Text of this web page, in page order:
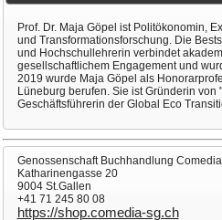
Prof. Dr. Maja Göpel ist Politökonomin,
und Transformationsforschung. Die
und Hochschullehrerin verbindet
gesellschaftlichem Engagement und
2019 wurde Maja Göpel als
Lüneburg berufen. Sie ist Gründerin von
Geschäftsführerin der Global Eco
Genossenschaft Buchhandlung Comedia
Katharinengasse 20
9004 St.Gallen
+41 71 245 80 08
https://shop.comedia-sg.ch